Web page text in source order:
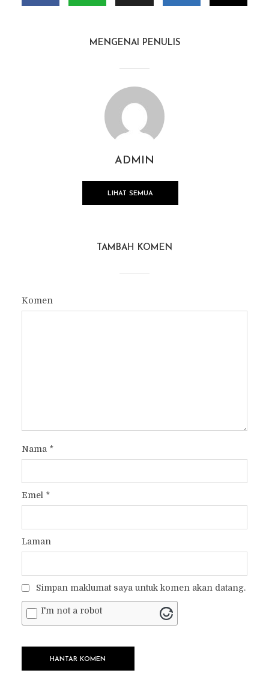
MENGENAI PENULIS
ADMIN
LIHAT SEMUA
TAMBAH KOMEN
Komen
Nama *
Emel *
Laman
Simpan maklumat saya untuk komen akan datang.
I'm not a robot